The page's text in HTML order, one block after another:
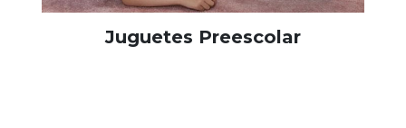
Juguetes Preescolar